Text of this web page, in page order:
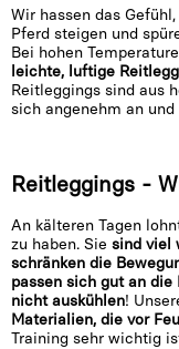
Wir hassen das
Pferd steigen und
Bei hohen
leichte, luftige
Reitleggings sind aus
sich angenehm an
Reitleggings -
An kälteren Tagen
zu haben. Sie sind viel
schränken die
passen sich gut an
nicht auskühlen!
Materialien, die vor
Training sehr wichtig